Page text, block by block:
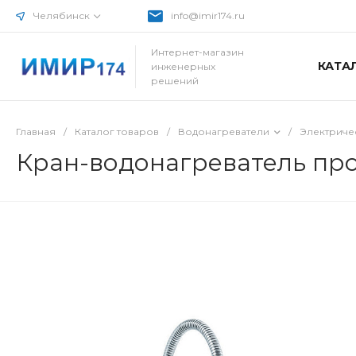
Челябинск info@imir174.ru
Интернет-магазин
инженерных
решений
Главная / Каталог товаров / Водонагреватели /
Кран-водонагреватель